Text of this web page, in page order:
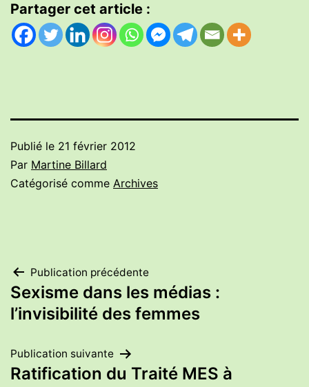
Partager cet article :
Publié le 21 février 2012
Par Martine Billard
Catégorisé comme Archives
Navigation
de
l’article
Publication précédente
Sexisme dans les médias :
l’invisibilité des femmes
Publication suivante
Ratification du Traité MES à